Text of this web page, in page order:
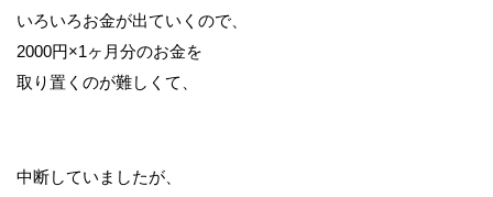
いろいろお金が出ていくので、
2000円×1ヶ月分のお金を
取り置くのが難しくて、
中断していましたが、